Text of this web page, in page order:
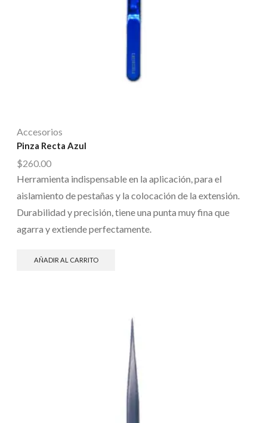
Accesorios
Pinza Recta Azul
$260.00
Herramienta indispensable en la aplicación, para el
aislamiento de pestañas y la colocación de la extensión.
Durabilidad y precisión, tiene una punta muy fina que
agarra y extiende perfectamente.
AÑADIR AL CARRITO